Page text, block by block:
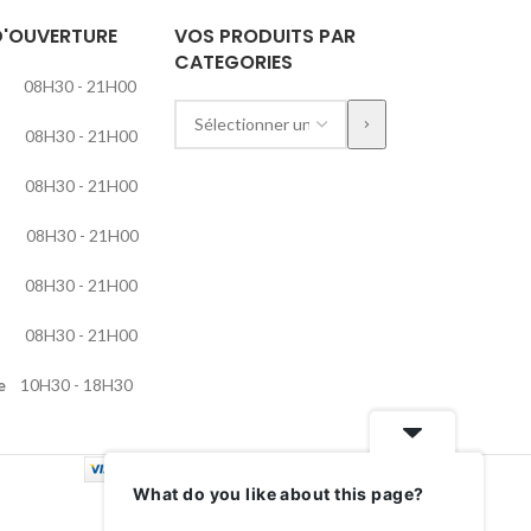
- 21H00
- 21H00
08H30 - 21H00
- 21H00
08H30 - 21H00
- 21H00
10H30 - 18H30
VOS PRODUITS PAR
CATEGORIES
What do you like about this page?